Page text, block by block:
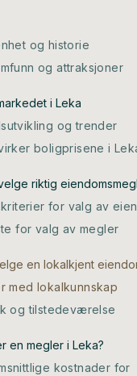
og historie
og attraksjoner
i Leka
og trender
boligprisene i
riktig
for valg av
for valg av megler
en lokalkjent
med lokalkunnskap
og tilstedeværelse
en megler i Leka?
kostnader for